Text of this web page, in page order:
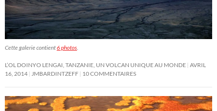
Cette galerie contient6 photos
L’OL DOINYO LENGAI, TANZANIE, UN VOLCAN UNIQUE AU MONDE AVRIL
16, 2014
JMBARDINTZEFF 10 COMMENTAIRES